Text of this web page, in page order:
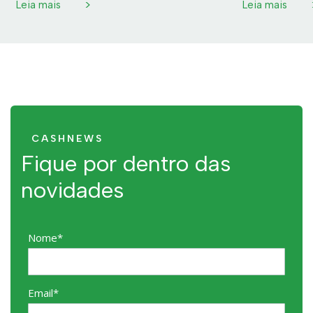
Leia mais > Leia mais
CASHNEWS
Fique por dentro das
novidades
Nome*
Email*